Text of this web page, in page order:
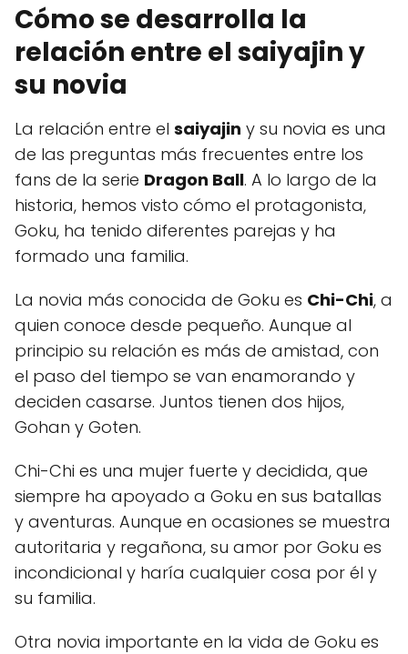
Cómo se desarrolla la
relación entre el saiyajin y
su novia
La relación entre el saiyajin y su novia es una
de las preguntas más frecuentes entre los
fans de la serie Dragon Ball. A lo largo de la
historia, hemos visto cómo el protagonista,
Goku, ha tenido diferentes parejas y ha
formado una familia.
La novia más conocida de Goku es Chi-Chi, a
quien conoce desde pequeño. Aunque al
principio su relación es más de amistad, con
el paso del tiempo se van enamorando y
deciden casarse. Juntos tienen dos hijos,
Gohan y Goten.
Chi-Chi es una mujer fuerte y decidida, que
siempre ha apoyado a Goku en sus batallas
y aventuras. Aunque en ocasiones se muestra
autoritaria y regañona, su amor por Goku es
incondicional y haría cualquier cosa por él y
su familia.
Otra novia importante en la vida de Goku es